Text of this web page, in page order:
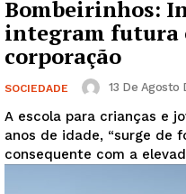
Bombeirinhos:
integram futura
corporação
SOCIEDADE 13 De Agosto
A escola para crianças e
anos de idade, “surge de
consequente com a